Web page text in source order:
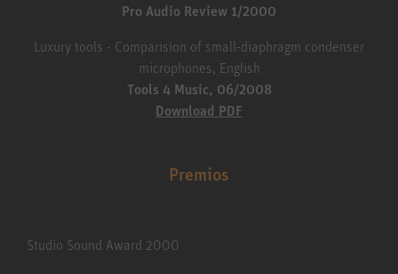
Pro Audio Review 1/2000
Luxury tools - Comparision of small-diaphragm condenser
microphones, English
Tools 4 Music, 06/2008
Download PDF
Premios
Studio Sound Award 2000